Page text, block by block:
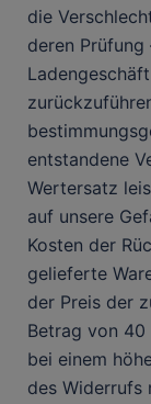
die
deren Prüfung
entstandene
Wertersatz
auf unsere
Kosten der
gelieferte
der Preis der
Betrag von
bei einem
des Widerrufs